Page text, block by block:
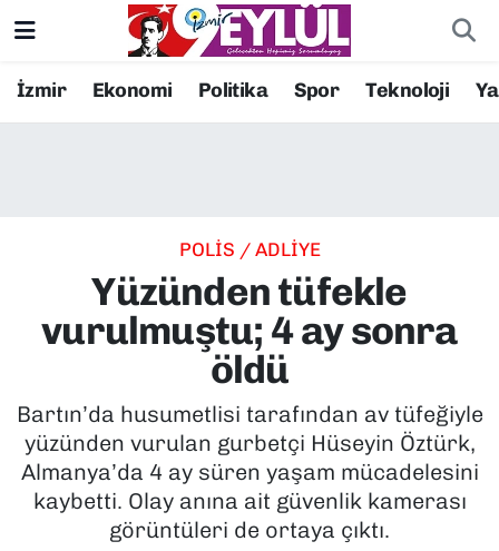
İzmir Ekonomi Politika Spor Teknoloji
POLİS / ADLİYE
Yüzünden tüfekle
vurulmuştu; 4 ay sonra
öldü
Bartın’da husumetlisi tarafından av tüfeğiyle
yüzünden vurulan gurbetçi Hüseyin Öztürk,
Almanya’da 4 ay süren yaşam mücadelesini
kaybetti. Olay anına ait güvenlik kamerası
görüntüleri de ortaya çıktı.
Resmi İlanlar
EKONOMİ
MAGAZİN
POLİTİKA
SAĞLIK
Konak Nöbetçi Eczaneler
Süper Lig Puan Durumu ve Fikstür
Tüm Manşetler
Son Dakika Haberleri
Haber Arşivi